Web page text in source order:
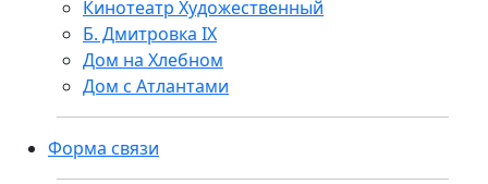
Кинотеатр Художественный
Б. Дмитровка IX
Дом на Хлебном
Дом с Атлантами
Форма связи